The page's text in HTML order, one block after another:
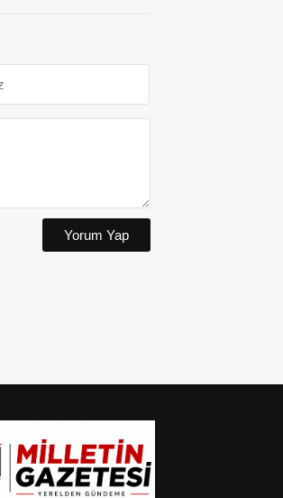
Yorum Yap